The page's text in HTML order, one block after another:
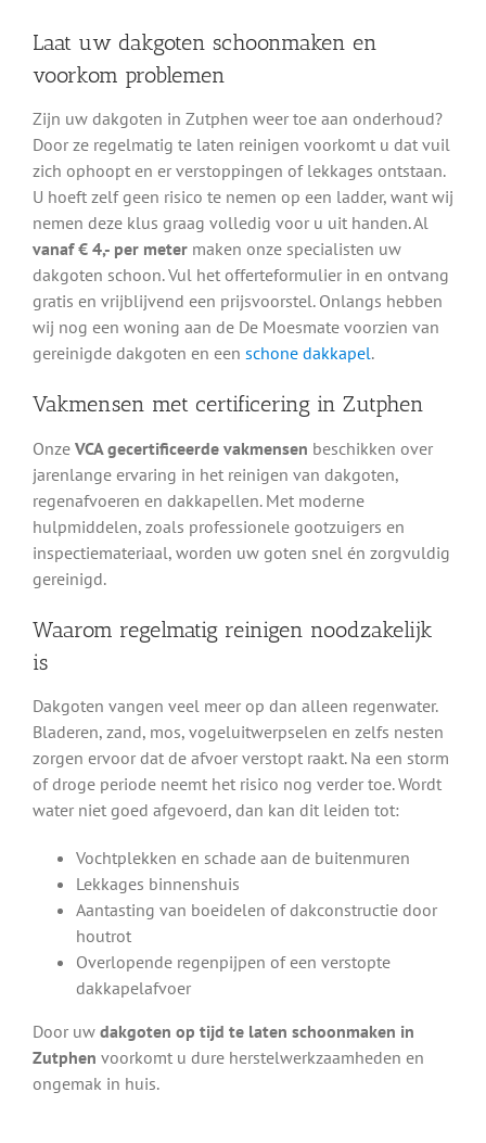
Laat uw dakgoten schoonmaken en
voorkom problemen
Zijn uw dakgoten in Zutphen weer toe aan onderhoud?
Door ze regelmatig te laten reinigen voorkomt u dat vuil
zich ophoopt en er verstoppingen of lekkages ontstaan.
U hoeft zelf geen risico te nemen op een ladder, want wij
nemen deze klus graag volledig voor u uit handen. Al
vanaf € 4,- per metermaken onze specialisten uw
dakgoten schoon. Vul het offerteformulier in en ontvang
gratis en vrijblijvend een prijsvoorstel. Onlangs hebben
wij nog een woning aan de De Moesmate voorzien van
gereinigde dakgoten en een schone dakkapel.
Vakmensen met certificering in Zutphen
Onze VCA gecertificeerde vakmensen beschikken over
jarenlange ervaring in het reinigen van dakgoten,
regenafvoeren en dakkapellen. Met moderne
hulpmiddelen, zoals professionele gootzuigers en
inspectiemateriaal, worden uw goten snel én zorgvuldig
gereinigd.
Waarom regelmatig reinigen noodzakelijk
is
Dakgoten vangen veel meer op dan alleen regenwater.
Bladeren, zand, mos, vogeluitwerpselen en zelfs nesten
zorgen ervoor dat de afvoer verstopt raakt. Na een storm
of droge periode neemt het risico nog verder toe. Wordt
water niet goed afgevoerd, dan kan dit leiden tot:
Vochtplekken en schade aan de buitenmuren
Lekkages binnenshuis
Aantasting van boeidelen of dakconstructie door
houtrot
Overlopende regenpijpen of een verstopte
dakkapelafvoer
Door uw dakgoten op tijd te laten schoonmaken in
Zutphen voorkomt u dure herstelwerkzaamheden en
ongemak in huis.